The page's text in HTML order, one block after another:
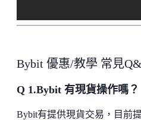
Bybit 優惠/教學 常見
Q 1.Bybit 有現貨操作嗎？
Bybit有提供現貨交易，目前